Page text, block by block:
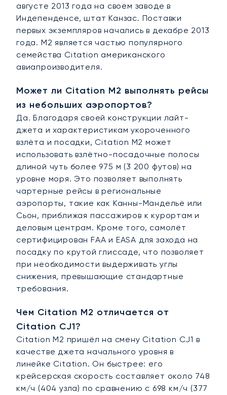
августе 2013 года на своём заводе в
Индепенденсе, штат Канзас. Поставки
первых экземпляров начались в декабре 2013
года. M2 является частью популярного
семейства Citation американского
авиапроизводителя.
Может ли Citation M2 выполнять рейсы
из небольших аэропортов?
Да. Благодаря своей конструкции лайт-
джета и характеристикам укороченного
взлёта и посадки, Citation M2 может
использовать взлётно-посадочные полосы
длиной чуть более 975 м (3 200 футов) на
уровне моря. Это позволяет выполнять
чартерные рейсы в региональные
аэропорты, такие как Канны-Мандельё или
Сьон, приближая пассажиров к курортам и
деловым центрам. Кроме того, самолёт
сертифицирован FAA и EASA для захода на
посадку по крутой глиссаде, что позволяет
при необходимости выдерживать углы
снижения, превышающие стандартные
требования.
Чем Citation M2 отличается от
Citation CJ1?
Citation M2 пришёл на смену Citation CJ1 в
качестве джета начального уровня в
линейке Citation. Он быстрее: его
крейсерская скорость составляет около 748
км/ч (404 узла) по сравнению с 698 км/ч (377